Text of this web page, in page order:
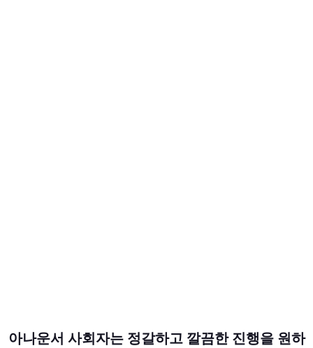
아나운서 사회자는 정갈하고 깔끔한 진행을 원하